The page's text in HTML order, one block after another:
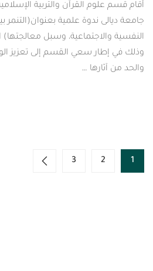
القرآن والتربية الإسلامية في كلية
علمية بعنوان(التنمر بين الطلبة:
وسبل معالجتها) استهدفت
سعي القسم إلى تعزيز الوعي بمخاطر
…